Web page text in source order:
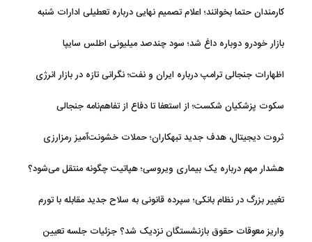
کارمندان حتما بخوانند؛ اعلام تصمیم نهایی درباره تعطیلی ادارات شنبه
بازار خودرو دوباره داغ شد؛ سود چندصد میلیونی اطلس سایپا
اظهارات جنجالی ترامپ درباره ایران و نفت؛ نگرانی تازه در بازار انرژی
سکوت پزشکیان شکست؛ از استعفا تا دفاع از تفاهم‌نامه جنجالی
ثروت دیجیتال، هدف جدید تبهکاران؛ حملات خشونت‌آمیز رمزارزی
هشدار مهم درباره یک بیماری ویروسی؛ هپاتیت چگونه منتقل می‌شود؟
تغییر بزرگ در نظام بانکی؛ سپرده قانونی به سلاح جدید مقابله با تورم
واریز معوقات حقوق بازنشستگان نزدیک شد؟ جزئیات جلسه تعیین